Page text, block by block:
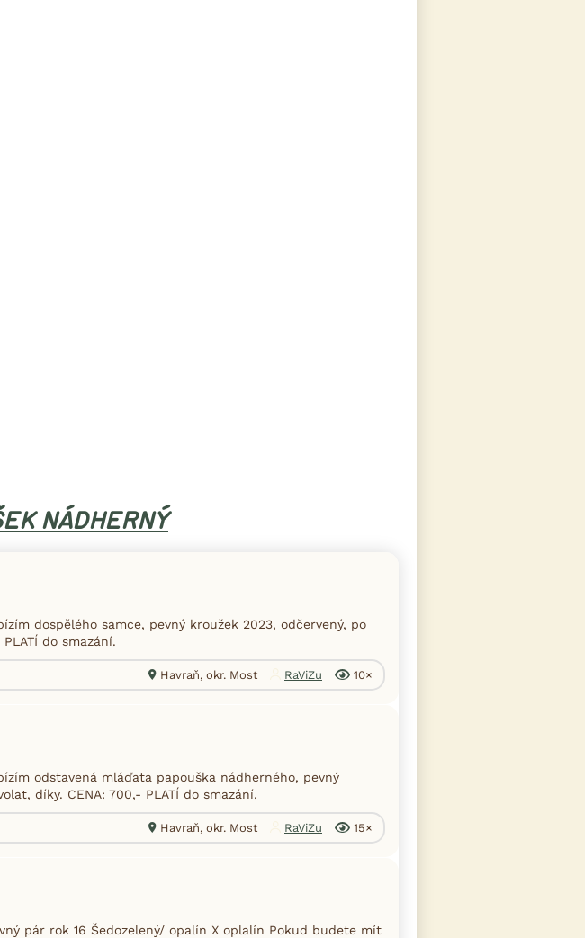
NÁDHERNÝ
dospělého samce, pevný kroužek 2023, odčervený, po
do smazání.
Havraň, okr. Most RaViZu 10×
odstavená mláďata papouška nádherného, pevný
díky. CENA: 700,- PLATÍ do smazání.
Havraň, okr. Most RaViZu 15×
pár rok 16 Šedozelený/ opalín X oplalín Pokud budete mít